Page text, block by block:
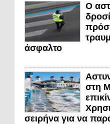
Ο
άσφαλτο
στη
σειρήνα για να